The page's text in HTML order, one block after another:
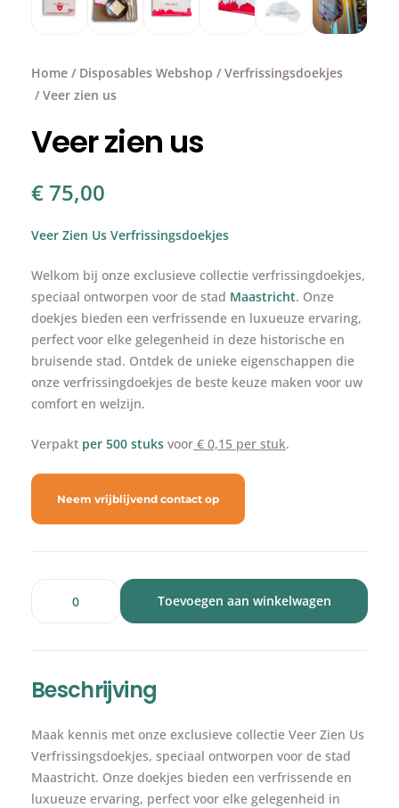
Home / Disposables Webshop / Verfrissingsdoekjes
/ Veer zien us
Veer zien us
€75,00
Veer Zien Us Verfrissingsdoekjes
Welkom bij onze exclusieve collectie verfrissingdoekjes,
speciaal ontworpen voor de stad Maastricht. Onze
doekjes bieden een verfrissende en luxueuze ervaring,
perfect voor elke gelegenheid in deze historische en
bruisende stad. Ontdek de unieke eigenschappen die
onze verfrissingdoekjes de beste keuze maken voor uw
comfort en welzijn.
Verpakt per 500 stuks voor € 0,15 per stuk.
Neem vrijblijvend contact op
Toevoegen aan winkelwagen
Beschrijving
Maak kennis met onze exclusieve collectie Veer Zien Us
Verfrissingsdoekjes, speciaal ontworpen voor de stad
Maastricht. Onze doekjes bieden een verfrissende en
luxueuze ervaring, perfect voor elke gelegenheid in